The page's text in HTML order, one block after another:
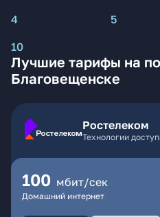
4
5
10
Лучшие тарифы на
Благовещенске
Ростелеком
Технологии
100 мбит/сек
Домашний интернет